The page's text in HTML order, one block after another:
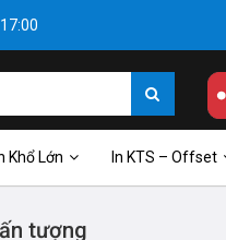
Khổ Lớn In KTS – Offset
tượng